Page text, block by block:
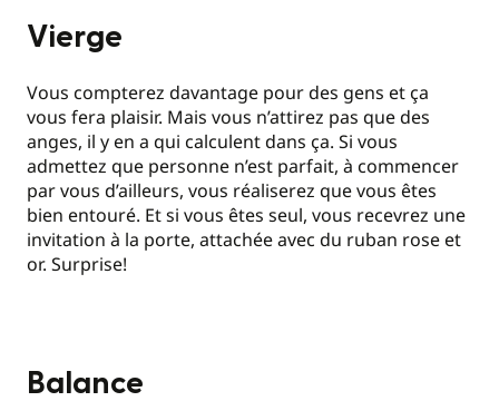
Vierge
Vous compterez davantage pour des gens et ça
vous fera plaisir. Mais vous n’attirez pas que des
anges, il y en a qui calculent dans ça. Si vous
admettez que personne n’est parfait, à commencer
par vous d’ailleurs, vous réaliserez que vous êtes
bien entouré. Et si vous êtes seul, vous recevrez une
invitation à la porte, attachée avec du ruban rose et
or. Surprise!
Balance